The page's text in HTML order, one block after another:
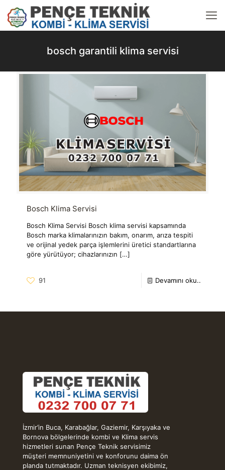
bosch garantili klima servisi
Bosch Klima Servisi
Bosch Klima Servisi Bosch klima servisi kapsamında
Bosch marka klimalarınızın bakım, onarım, arıza tespiti
ve orijinal yedek parça işlemlerini üretici standartlarına
göre yürütüyor; cihazlarınızın […]
91 Devamını oku..
İzmir’in Buca, Karabağlar, Gaziemir, Karşıyaka ve
Bornova bölgelerinde kombi ve Klima servis
hizmetleri sunan Pençe Teknik servisimiz
müşteri memnuniyetini ve konforunu daima ön
planda tutmaktadır. Uzman teknisyen ekibimiz,